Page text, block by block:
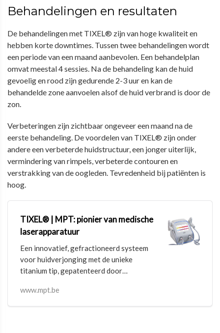
Behandelingen en resultaten
De behandelingen met TIXEL® zijn van hoge kwaliteit en
hebben korte downtimes. Tussen twee behandelingen wordt
een periode van een maand aanbevolen. Een behandelplan
omvat meestal 4 sessies. Na de behandeling kan de huid
gevoelig en rood zijn gedurende 2-3 uur en kan de
behandelde zone aanvoelen alsof de huid verbrand is door de
zon.
Verbeteringen zijn zichtbaar ongeveer een maand na de
eerste behandeling. De voordelen van TIXEL® zijn onder
andere een verbeterde huidstructuur, een jonger uiterlijk,
vermindering van rimpels, verbeterde contouren en
verstrakking van de oogleden. Tevredenheid bij patiënten is
hoog.
TIXEL® | MPT: pionier van medische
laserapparatuur
Een innovatief, gefractioneerd systeem
voor huidverjonging met de unieke
titanium tip, gepatenteerd door
artsen en huidtherapeuten.
www.mpt.be